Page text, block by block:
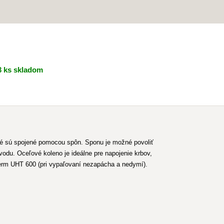
ks skladom
sú spojené pomocou spôn. Sponu je možné povoliť
Oceľové koleno je ideálne pre napojenie krbov,
UHT 600 (pri vypaľovaní nezapácha a nedymí).